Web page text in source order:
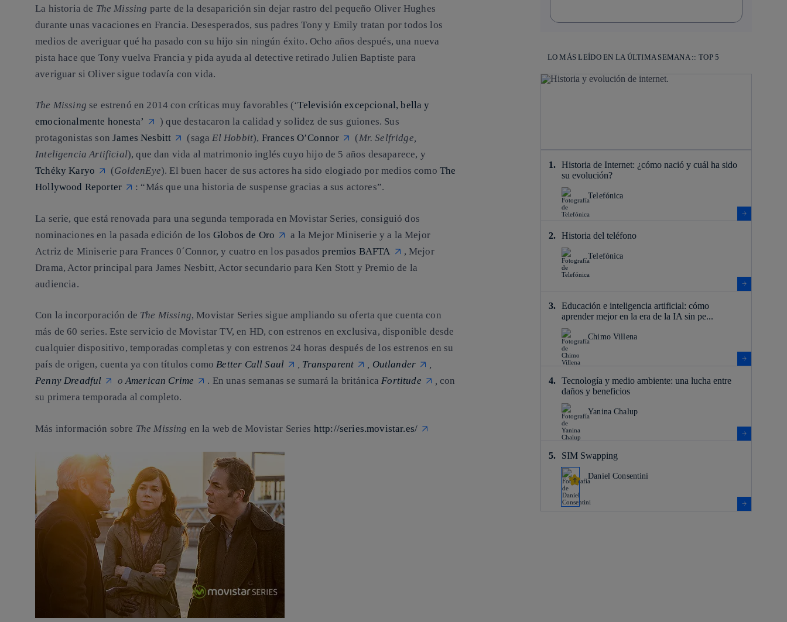
La historia de The Missing parte de la desaparición sin dejar rastro del pequeño Oliver Hughes
durante unas vacaciones en Francia. Desesperados, sus padres Tony y Emily tratan por todos los
medios de averiguar qué ha pasado con su hijo sin ningún éxito. Ocho años después, una nueva
pista hace que Tony vuelva Francia y pida ayuda al detective retirado Julien Baptiste para
averiguar si Oliver sigue todavía con vida.
The Missing se estrenó en 2014 con críticas muy favorables (‘Televisión excepcional, bella y
emocionalmente honesta’
) que destacaron la calidad y solidez de sus guiones. Sus
protagonistas sonJames Nesbitt (sagaEl Hobbit), Frances O’Connor (Mr. Selfridge,
Inteligencia Artificial), que dan vida al matrimonio inglés cuyo hijo de 5 años desaparece, y
Tchéky Karyo
(GoldenEye). El buen hacer de sus actores ha sido elogiado por medios como The
Hollywood Reporter
: “Más que una historia de suspense gracias a sus actores”.
La serie, que está renovada para una segunda temporada en Movistar Series, consiguió dos
nominaciones en la pasada edición de los Globos de Oro
a la Mejor Miniserie y a la Mejor
Actriz de Miniserie para Frances 0´Connor, y cuatro en los pasadospremios BAFTA
, Mejor
Drama, Actor principal para James Nesbitt, Actor secundario para Ken Stott y Premio de la
audiencia.
Con la incorporación de The Missing, Movistar Series sigue ampliando su oferta que cuenta con
más de 60 series. Este servicio de Movistar TV, en HD, con estrenos en exclusiva, disponible desde
cualquier dispositivo, temporadas completas y con estrenos 24 horas después de los estrenos en su
país de origen, cuenta ya con títulos comoBetter Call Saul , Transparent , Outlander
,
Penny Dreadful
oAmerican Crime . En unas semanas se sumará la británicaFortitude ,con
su primera temporada al completo.
Más información sobre The Missing en la web de Movistar Series http://series.movistar.es/
LO MÁS LEÍDO EN LA ÚLTIMA SEMANA :: TOP 5
Historia de Internet: ¿cómo nació y cuál ha sido
su evolución?
Telefónica
Historia del teléfono
Telefónica
Educación e inteligencia artificial: cómo
aprender mejor en la era de la IA sin pe...
Chimo Villena
Tecnología y medio ambiente: una lucha entre
daños y beneficios
Yanina Chalup
SIM Swapping
Daniel Consentini